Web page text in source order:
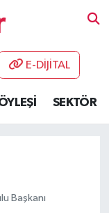
E-DİJİTAL
SEKTÖR
Başkanı